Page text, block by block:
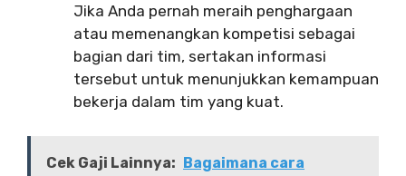
Jika Anda pernah meraih penghargaan
atau memenangkan kompetisi sebagai
bagian dari tim, sertakan informasi
tersebut untuk menunjukkan kemampuan
bekerja dalam tim yang kuat.
Cek Gaji Lainnya: Bagaimana cara